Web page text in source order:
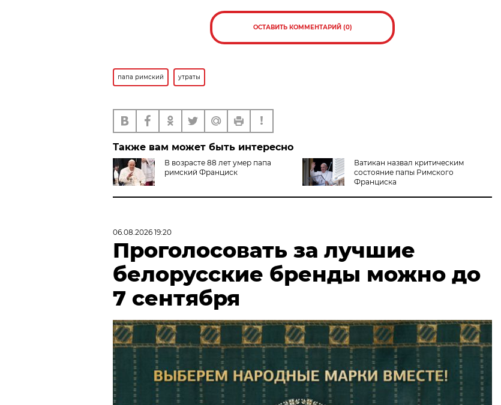
ОСТАВИТЬ КОММЕНТАРИЙ (0)
папа римский утраты
Также вам может быть интересно
В возрасте 88 лет умер папа
римский Франциск
Ватикан назвал критическим
состояние папы Римского
Франциска
06.08.2026 19:20
Проголосовать за лучшие
белорусские бренды можно до
7 сентября